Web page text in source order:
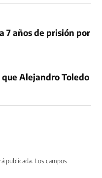
7 años de prisión por
Alejandro Toledo
publicada. Los campos